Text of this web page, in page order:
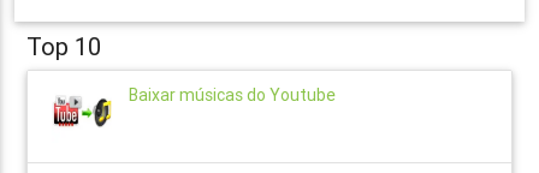
Top 10
Baixar músicas do Youtube